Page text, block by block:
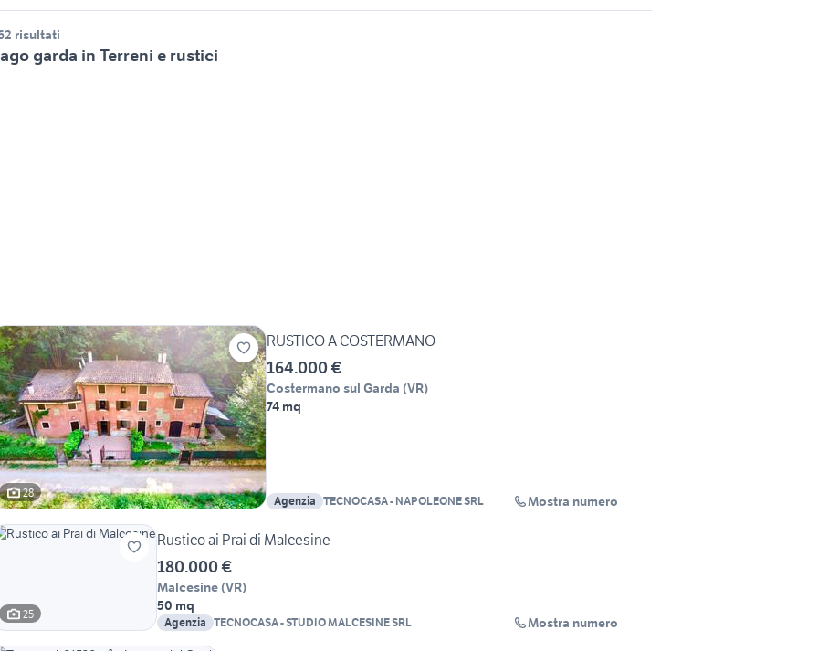
risultati
garda in Terreni e rustici
28
RUSTICO A COSTERMANO
164.000 €
Costermano sul Garda (VR)
74 mq
Agenzia TECNOCASA - NAPOLEONE SRL Mostra numero
25
Rustico ai Prai di Malcesine
180.000 €
Malcesine (VR)
50 mq
Agenzia TECNOCASA - STUDIO MALCESINE SRL Mostra numero